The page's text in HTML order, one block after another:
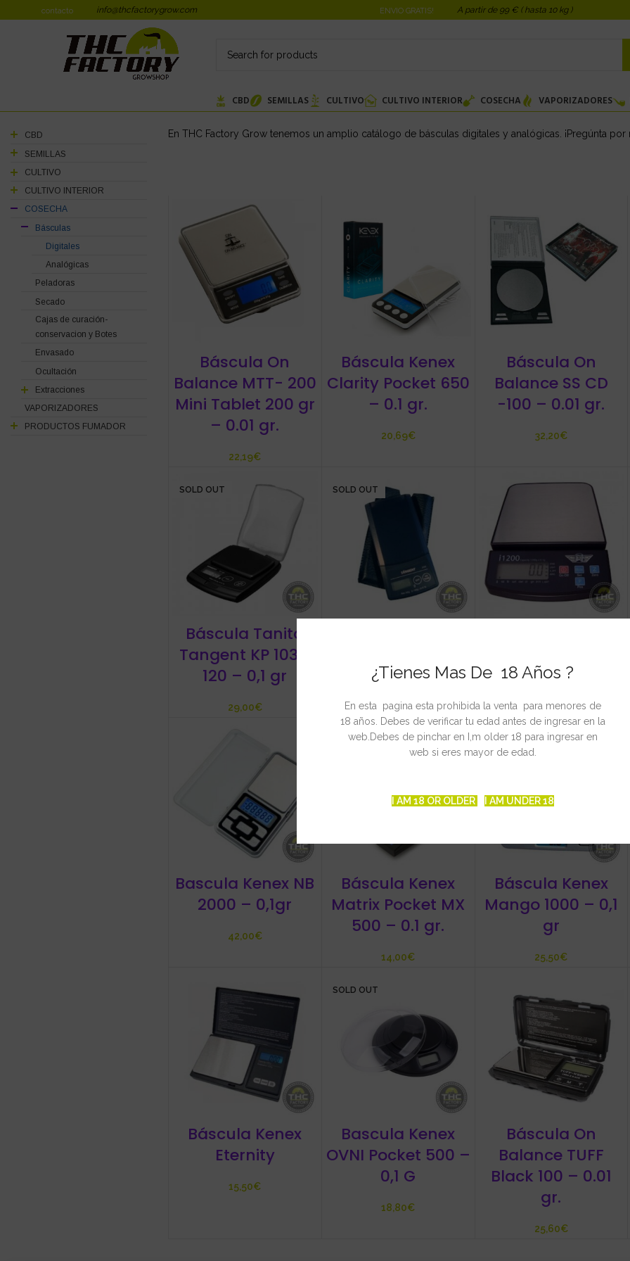
¿Tienes Mas De 18 Años ?
En esta pagina esta prohibida la venta para menores de
18 años. Debes de verificar tu edad antes de ingresar en la
web.Debes de pinchar en I,m older 18 para ingresar en
web si eres mayor de edad.
I AM 18 OR OLDER I AM UNDER 18
contacto info@thcfactorygrow.com ENVIO GRATIS! A partir de 99 € ( hasta 10 kg )
CBD SEMILLAS CULTIVO CULTIVO INTERIOR COSECHA VAPORIZADORES
CBD
SEMILLAS
CULTIVO
CULTIVO INTERIOR
COSECHA
Básculas
Digitales
Analógicas
Peladoras
Secado
Cajas de curación-
conservacion y Botes
Envasado
Ocultación
Extracciones
VAPORIZADORES
PRODUCTOS FUMADOR
En THC Factory Grow tenemos un amplio catálogo de básculas digitales y analógicas. ¡Pregúnta
Báscula On
Balance MTT- 200
Mini Tablet 200 gr
– 0.01 gr.
€
Báscula Kenex
Clarity Pocket 650
– 0.1 gr.
€
Báscula On
Balance SS CD
-100 – 0.01 gr.
€
SOLD OUT
Báscula Tanita
Tangent KP 103 /
120 – 0,1 gr
€
SOLD OUT
– 0,1 gr
€
0,1gr
€
Bascula Kenex NB
2000 – 0,1gr
€
Báscula Kenex
Matrix Pocket MX
500 – 0.1 gr.
€
Báscula Kenex
Mango 1000 – 0,1
gr
€
Báscula Kenex
Eternity
€
SOLD OUT
Bascula Kenex
OVNI Pocket 500 –
0,1 G
€
Báscula On
Balance TUFF
Black 100 – 0.01
gr.
€